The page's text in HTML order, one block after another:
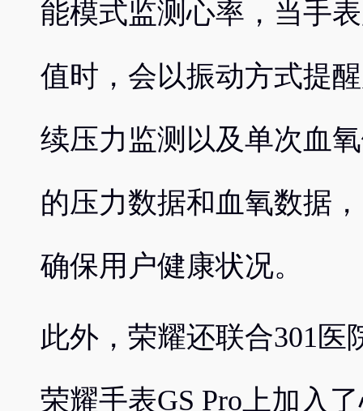
能模式监测心率，当手
值时，会以振动方式提
续压力监测以及单次血
的压力数据和血氧数据
确保用户健康状况。
此外，荣耀还联合301
荣耀手表GS Pro上加入